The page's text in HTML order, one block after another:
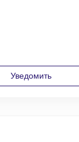
Уведомить